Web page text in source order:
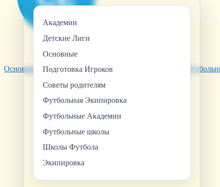
Основные Советы родителямФутбольная Экипировка
Академии
Детские Лиги
Основные
Подготовка Игроков
Советы родителям
Футбольная Экипировка
Футбольные Академии
Футбольные школы
Школы Футбола
Экипировка